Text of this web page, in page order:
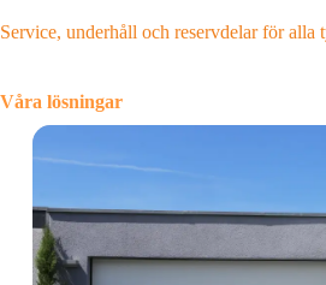
Service, underhåll och reservdelar för alla
Våra lösningar